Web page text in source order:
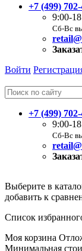
+7 (499)
9:00-
Сб-Вс
Войти
+7 (499)
9:00-
Сб-Вс
Выберите в
добавить к
Список
Моя корзина
Минимальная